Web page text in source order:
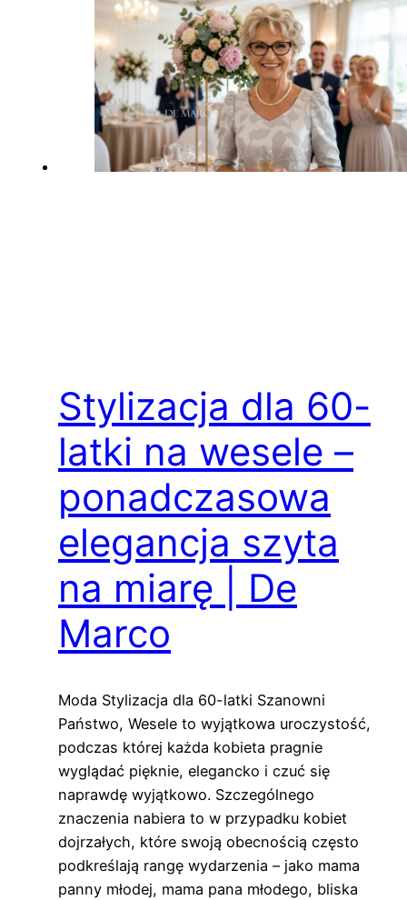
Stylizacja dla 60-
latki na wesele –
ponadczasowa
elegancja szyta
na miarę | De
Marco
Moda Stylizacja dla 60-latki Szanowni
Państwo, Wesele to wyjątkowa uroczystość,
podczas której każda kobieta pragnie
wyglądać pięknie, elegancko i czuć się
naprawdę wyjątkowo. Szczególnego
znaczenia nabiera to w przypadku kobiet
dojrzałych, które swoją obecnością często
podkreślają rangę wydarzenia – jako mama
panny młodej, mama pana młodego, bliska